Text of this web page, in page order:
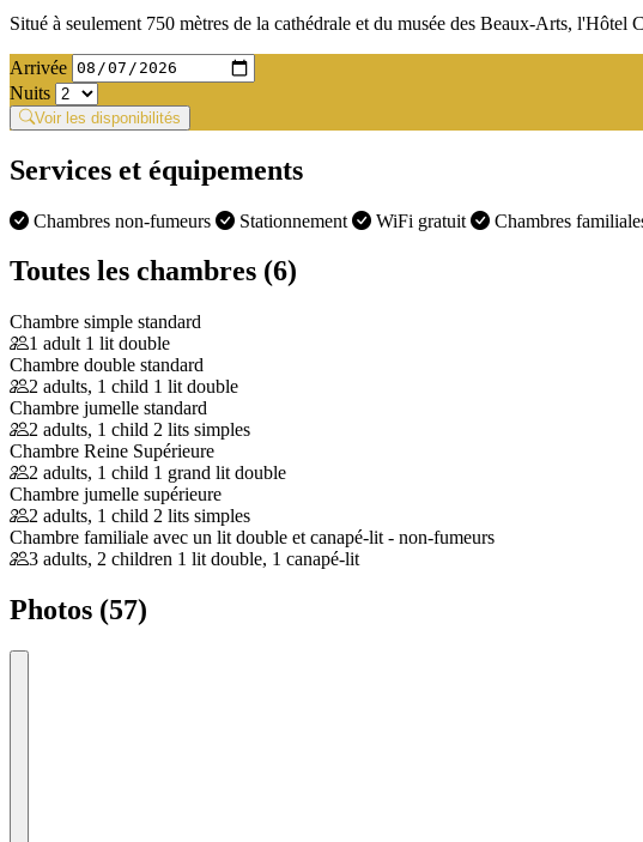
Situé à seulement 750 mètres de la cathédrale et du musée des Beaux-Arts, l'Hôtel
Arrivée
Nuits
Voir les disponibilités
Services et équipements
Chambres non-fumeurs Stationnement WiFi gratuit Chambres
Toutes les chambres (6)
Chambre simple standard
1 adult 1 lit double
Chambre double standard
2 adults, 1 child 1 lit double
Chambre jumelle standard
2 adults, 1 child 2 lits simples
Chambre Reine Supérieure
2 adults, 1 child 1 grand lit double
Chambre jumelle supérieure
2 adults, 1 child 2 lits simples
Chambre familiale avec un lit double et canapé-lit - non-fumeurs
3 adults, 2 children 1 lit double, 1 canapé-lit
Photos (57)